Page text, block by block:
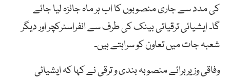
کی مدد سے جاری منصوبوں کا اب ہر ماہ جائزہ لیا جائے
گا۔ ایشیائی ترقیاتی بینک کی طرف سے انفراسٹرکچر اور دیگر
شعبہ جات میں تعاون کو سراہتے ہیں۔
وفاقی وزیربرائے منصوبہ بندی و ترقی نے کہا کہ ایشیائی